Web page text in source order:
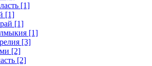
[1]
[1]
[1]
[1]
[3]
[2]
[2]